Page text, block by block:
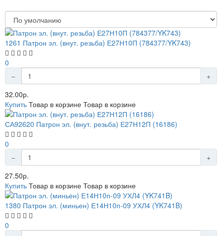
1261 Патрон эл. (внут. резьба) Е27Н10П (784377/YK743)
0
32.00р.
Купить Товар в корзине Товар в корзине
СА92620 Патрон эл. (внут. резьба) Е27Н12П (16186)
0
27.50р.
Купить Товар в корзине Товар в корзине
1380 Патрон эл. (миньен) Е14Н10п-09 УХЛ4 (YK741B)
0